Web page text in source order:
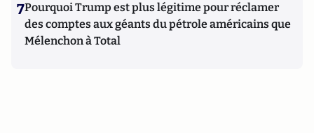
7Pourquoi Trump est plus légitime pour réclamer
des comptes aux géants du pétrole américains que
Mélenchon à Total